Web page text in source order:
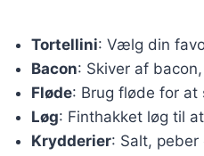
Tortellini: Vælg din
Bacon: Skiver af
Fløde: Brug fløde for at
Løg: Finthakket løg til
Krydderier: Salt,